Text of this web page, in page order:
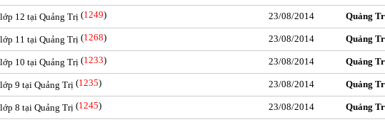
12 tại Quảng Trị (1249) 23/08/2014 Quảng
11 tại Quảng Trị (1268) 23/08/2014 Quảng
10 tại Quảng Trị (1233) 23/08/2014 Quảng
9 tại Quảng Trị (1235) 23/08/2014 Quảng
8 tại Quảng Trị (1245) 23/08/2014 Quảng